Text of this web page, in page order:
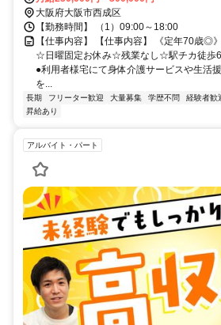
大阪府大阪市西成区
【勤務時間】 （1）09:00～18:00
【仕事内容】 【仕事内容】 《定年70歳◎
☆日曜固定お休み☆残業なし☆駅チカ徒歩6
●利用者様宅にて身体介護サービスや生活
を...
長期 フリーター歓迎 大量募集 学歴不問 経験者歓
昇給あり
アルバイト・パート